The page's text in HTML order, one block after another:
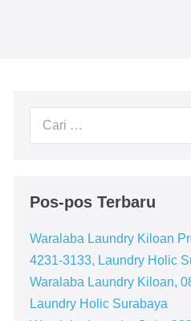
Pencarian
Pos-pos Terbaru
Waralaba Laundry Kiloan
4231-3133, Laundry Holic
Waralaba Laundry Kiloan,
Laundry Holic Surabaya